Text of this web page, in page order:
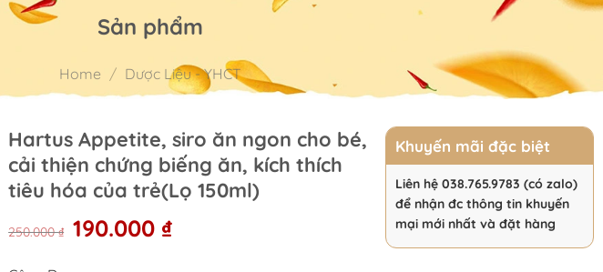
Sản phẩm
Home / Dược Liệu - YHCT
Hartus Appetite, siro ăn ngon cho bé,
cải thiện chứng biếng ăn, kích thích
tiêu hóa của trẻ(Lọ 150ml)
250.000₫ Original
price
190.000 ₫
Khuyến mãi đặc biệt
Liên hệ 038.765.9783 (có zalo)
để nhận đc thông tin khuyến
mại mới nhất và đặt hàng